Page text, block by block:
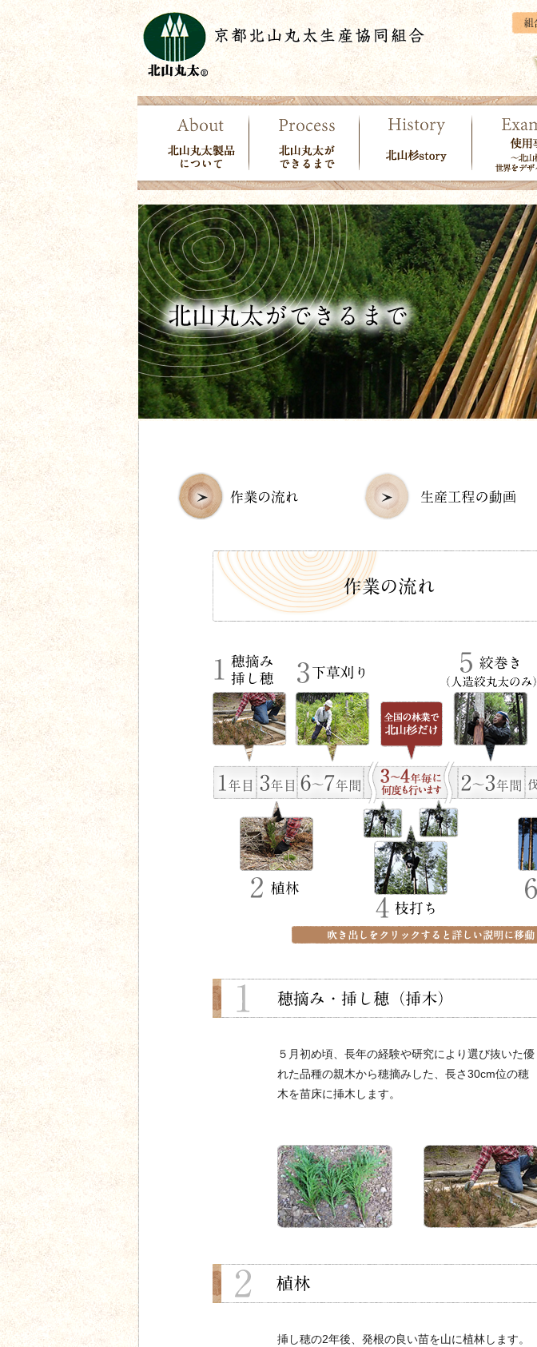
北山丸太製品につい
て
北山丸太ができる
まで
北山杉story
使用事例
で、世界
ンする～
５月初め頃、長年の経験や研究により選び抜いた優
れた品種の親木から穂摘みした、長さ30cm位の穂
木を苗床に挿木します。
挿し穂の2年後、発根の良い苗を山に植林します。